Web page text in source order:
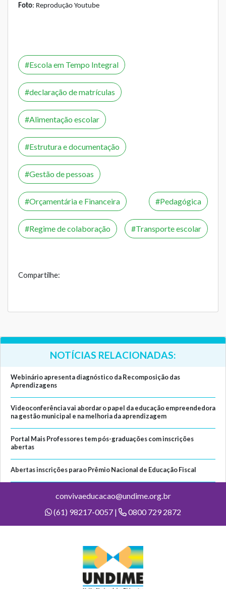
Foto: Reprodução Youtube
Escola em Tempo Integral
declaração de matrículas
Alimentação escolar
Estrutura e documentação
Gestão de pessoas
Orçamentária e Financeira Pedagógica
Regime de colaboração Transporte escolar
Compartilhe:
NOTÍCIAS RELACIONADAS:
Webinário apresenta diagnóstico da Recomposição das
Aprendizagens
Videoconferência vai abordar o papel da educação empreendedora
na gestão municipal e na melhoria da aprendizagem
Portal Mais Professores tem pós-graduações com inscrições
abertas
Abertas inscrições para o Prêmio Nacional de Educação Fiscal
convivaeducacao@undime.org.br
(61) 98217-0057 |
0800 729 2872